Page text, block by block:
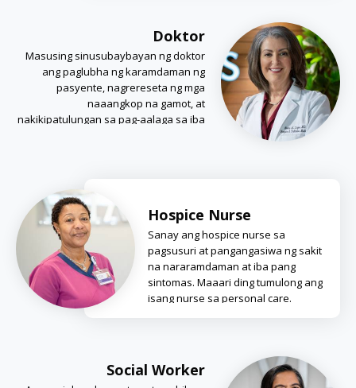
Doktor
Masusing sinusubaybayan ng doktor
ang paglubha ng karamdaman ng
pasyente, nagrereseta ng mga
naaangkop na gamot, at
nakikipatulungan sa pag-aalaga sa iba
Hospice Nurse
Sanay ang hospice nurse sa
pagsusuri at pangangasiwa ng sakit
na nararamdaman at iba pang
sintomas. Maaari ding tumulong ang
isang nurse sa personal care.
Social Worker